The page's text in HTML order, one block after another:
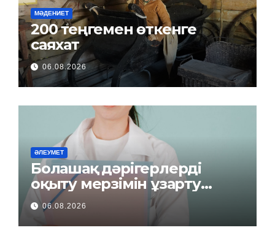
МӘДЕНИЕТ
200 теңгемен өткенге
саяхат
06.08.2026
ӘЛЕУМЕТ
Болашақ дәрігерлерді
оқыту мерзімін ұзарту
керек пе?
06.08.2026